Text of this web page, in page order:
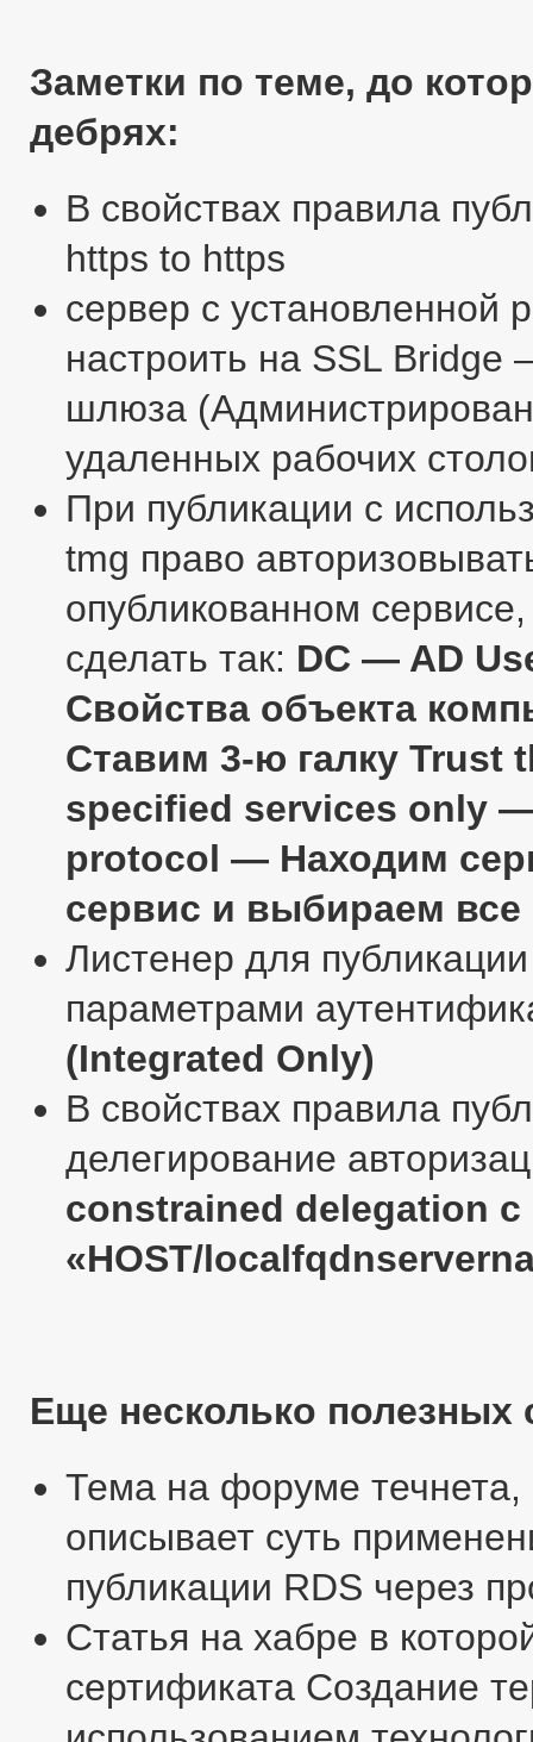
Заметки по теме, до
дебрях:
В свойствах правила
https to https
сервер с установленной
настроить на SSL Bridge
шлюза
удаленных рабочих
При публикации с
tmg право
опубликованном
сделать так: DC — AD
Свойства объекта
Ставим 3-ю галку Trust
specified services only
protocol — Находим
сервис и выбираем
Листенер для
параметрами
(Integrated Only)
В свойствах правила
делегирование
constrained delegation
«HOST/
Еще несколько полезных
Тема на форуме течнета,
описывает суть
публикации RDS через
Статья на хабре в
сертификата Создание